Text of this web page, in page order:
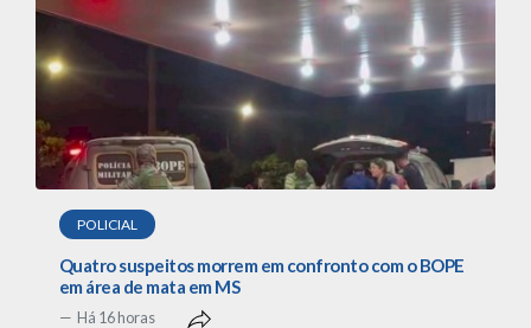
POLICIAL
Quatro suspeitos morrem em confronto com o BOPE
em área de mata em MS
Há 16 horas